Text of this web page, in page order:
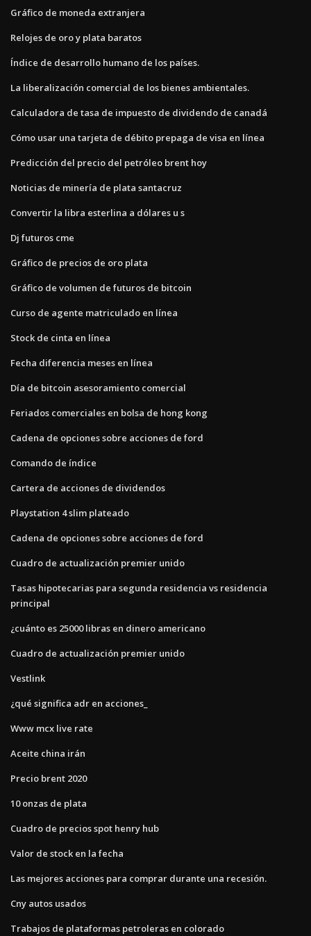
Gráfico de moneda extranjera
Relojes de oro y plata baratos
Índice de desarrollo humano de los países.
La liberalización comercial de los bienes ambientales.
Calculadora de tasa de impuesto de dividendo de canadá
Cómo usar una tarjeta de débito prepaga de visa en línea
Predicción del precio del petróleo brent hoy
Noticias de minería de plata santacruz
Convertir la libra esterlina a dólares u s
Dj futuros cme
Gráfico de precios de oro plata
Gráfico de volumen de futuros de bitcoin
Curso de agente matriculado en línea
Stock de cinta en línea
Fecha diferencia meses en línea
Día de bitcoin asesoramiento comercial
Feriados comerciales en bolsa de hong kong
Cadena de opciones sobre acciones de ford
Comando de índice
Cartera de acciones de dividendos
Playstation 4 slim plateado
Cadena de opciones sobre acciones de ford
Cuadro de actualización premier unido
Tasas hipotecarias para segunda residencia vs residencia
principal
¿cuánto es 25000 libras en dinero americano
Cuadro de actualización premier unido
Vestlink
¿qué significa adr en acciones_
Www mcx live rate
Aceite china irán
Precio brent 2020
10 onzas de plata
Cuadro de precios spot henry hub
Valor de stock en la fecha
Las mejores acciones para comprar durante una recesión.
Cny autos usados
Trabajos de plataformas petroleras en colorado